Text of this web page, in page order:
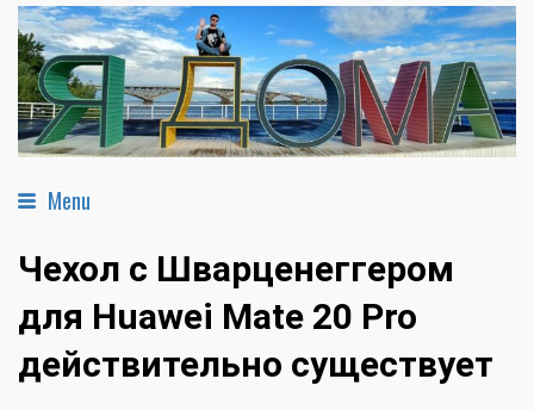
Menu
Чехол с Шварценеггером
для Huawei Mate 20 Pro
действительно существует